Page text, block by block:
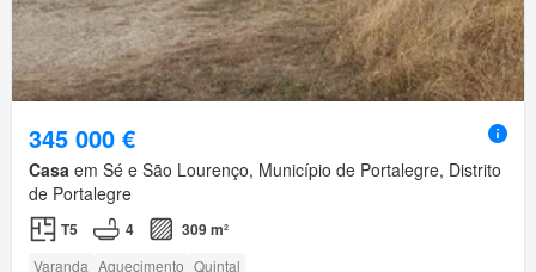
345 000 €
Casa em Sé e São Lourenço, Município de Portalegre, Distrito
de Portalegre
T5 4 309 m²
Varanda Aquecimento Quintal